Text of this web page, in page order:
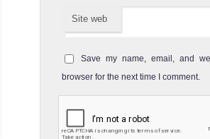
Site web
Save my name, email, and
browser for the next time I comment.